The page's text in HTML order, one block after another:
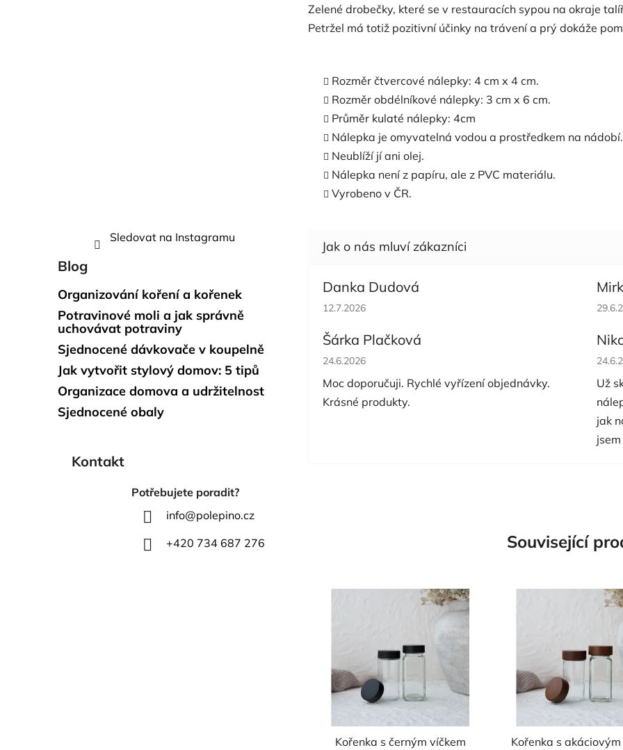
Sledovat na Instagramu
Blog
Organizování koření a kořenek
Potravinové moli a jak správně
uchovávat potraviny
Sjednocené dávkovače v koupelně
Jak vytvořit stylový domov: 5 tipů
Organizace domova a udržitelnost
Sjednocené obaly
Kontakt
Potřebujete poradit?
info@polepino.cz
+420 734 687 276
Zelené drobečky, které se v restauracích sypou na okraje
Petržel má totiž pozitivní účinky na trávení a prý dokáže
Rozměr čtvercové nálepky: 4 cm x 4 cm.
Rozměr obdélníkové nálepky: 3 cm x 6 cm.
Průměr kulaté nálepky: 4cm
Nálepka je omyvatelná vodou a prostředkem na nádobí.
Neublíží jí ani olej.
Nálepka není z papíru, ale z PVC materiálu.
Vyrobeno v ČR.
Danka Dudová
Hodnocení obchodu je 5 z 5 hvězdiček.
12.7.2026
Šárka Plačková
Hodnocení obchodu je 5 z 5 hvězdiček.
24.6.2026
Moc doporučuji. Rychlé vyřízení objednávky.
Krásné produkty.
Už
jak
Související
Kořenka s černým víčkem Kořenka s